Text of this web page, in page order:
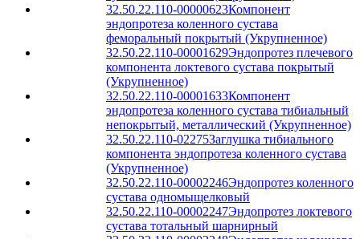
32.50.22.110-00000623Компонент
эндопротеза коленного сустава
феморальный покрытый (Укрупненное)
32.50.22.110-00001629Эндопротез плечевого
компонента локтевого сустава покрытый
(Укрупненное)
32.50.22.110-00001633Компонент
эндопротеза коленного сустава тибиальный
непокрытый, металлический (Укрупненное)
32.50.22.110-02275Заглушка тибиального
компонента эндопротеза коленного сустава
(Укрупненное)
32.50.22.110-00002246Эндопротез коленного
сустава одномыщелковый
32.50.22.110-00002247Эндопротез локтевого
сустава тотальный шарнирный